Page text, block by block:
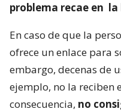
problema recae en la
En caso de que la
ofrece un enlace para
embargo, decenas de
ejemplo, no la reciben
consecuencia, no